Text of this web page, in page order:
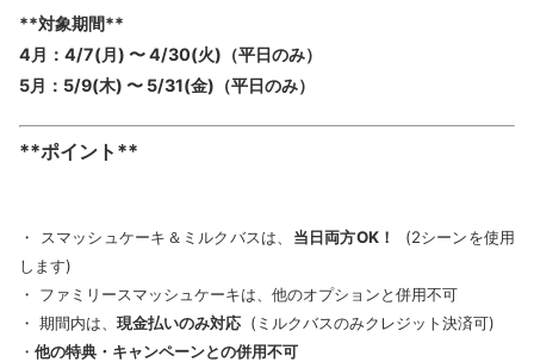
**対象期間**
4月：4/7(月) 〜 4/30(火)（平日のみ）
5月：5/9(木) 〜 5/31(金)（平日のみ）
**ポイント**
・ スマッシュケーキ＆ミルクバスは、 当日両方OK！
(2シーンを使用
します)
・ ファミリースマッシュケーキは、他のオプションと併用不可
・ 期間内は、 現金払いのみ対応 (ミルクバスのみクレジット決済可)
・ 他の特典・キャンペーンとの併用不可